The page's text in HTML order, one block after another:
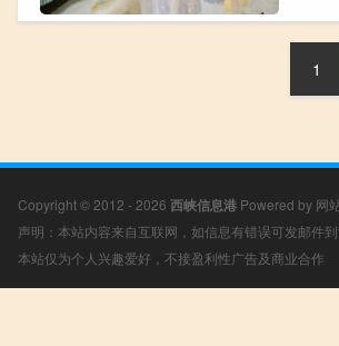
1
Copyright © 2012 - 2026 西峡信息港 Powered by 网
声明：本站内容来自互联网，如信息有错误可发邮件
本站仅为个人兴趣爱好，不接盈利性广告及商业合作